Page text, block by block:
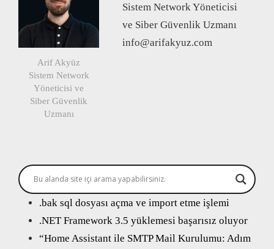
Arif Akyüz
Sistem Network
Yöneticisi ve
Siber Güvenlik
Uzmanı
Sistem Network Yöneticisi
ve Siber Güvenlik Uzmanı
info@arifakyuz.com
.bak sql dosyası açma ve import etme işlemi
.NET Framework 3.5 yüklemesi başarısız oluyor
“Home Assistant ile SMTP Mail Kurulumu: Adım